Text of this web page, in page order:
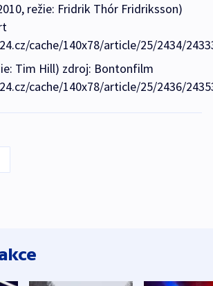
režie: Fridrik Thór Fridriksson)
cache/140x78/article/25/2434/
Tim Hill) zdroj: Bontonfilm
cache/140x78/article/25/2436/